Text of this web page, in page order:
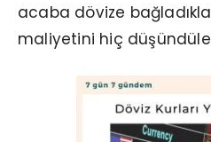
acaba dövize
maliyetini hiç